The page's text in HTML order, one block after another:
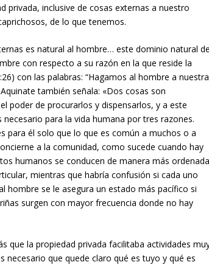
privada, inclusive de cosas externas a nuestro
de lo que tenemos.
es natural al hombre… este dominio natural
con respecto a su razón en la que reside la
con las palabras: “Hagamos al hombre a nuestra
también señala: «Dos cosas son
poder de procurarlos y dispensarlos, y a este
para la vida humana por tres razones.
para él solo que lo que es común a muchos o a
a la comunidad, como sucede cuando hay
humanos se conducen de manera más
mientras que habría confusión si cada uno
hombre se le asegura un estado más pacífico si
surgen con mayor frecuencia donde no hay
que la propiedad privada facilitaba actividades
que quede claro qué es tuyo y qué es